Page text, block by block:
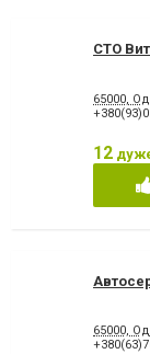
СТО
65000,
12
65000,